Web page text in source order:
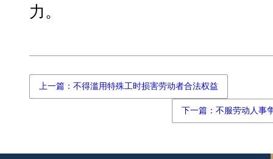
力。
上一篇：不得滥用特殊工时损害劳动者合法权益
下一篇：不服劳动人事